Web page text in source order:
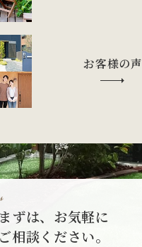
お客様の声
まずは、お気軽に
ご相談ください。